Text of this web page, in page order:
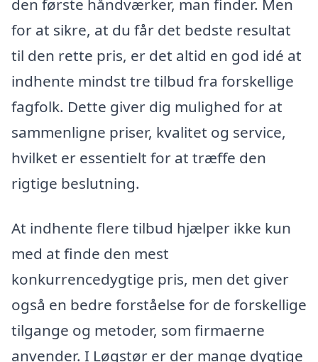
for at sikre, at du får det bedste resultat
til den rette pris, er det altid en god idé at
indhente mindst tre tilbud fra forskellige
fagfolk. Dette giver dig mulighed for at
sammenligne priser, kvalitet og service,
hvilket er essentielt for at træffe den
rigtige beslutning.
At indhente flere tilbud hjælper ikke kun
med at finde den mest
konkurrencedygtige pris, men det giver
også en bedre forståelse for de forskellige
tilgange og metoder, som firmaerne
anvender. I Løgstør er der mange dygtige